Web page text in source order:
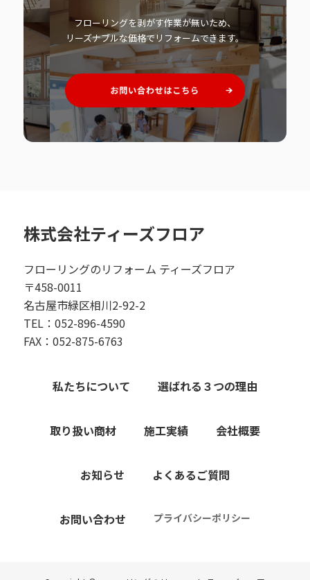
フローリングを剥がす作業が無いため、
リーズナブルな価格でリフォームできます。
株式会社ティーズフロア
フローリングのリフォーム ティーズフロア
〒458-0011
名古屋市緑区相川2-92-2
TEL：052-896-4590
FAX：052-875-6763
私たちについて 選ばれる３つの理由
取り扱い商材 施工実績 会社概要
お知らせ よくあるご質問
お問い合わせ プライバシーポリシー